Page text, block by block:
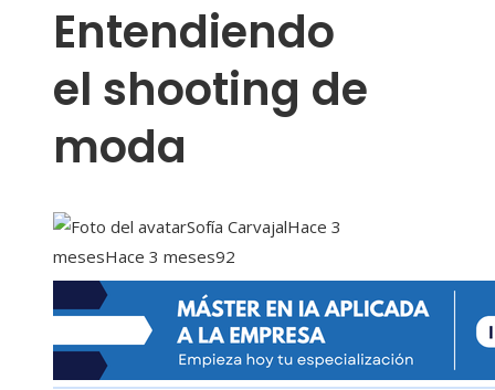
Entendiendo
el shooting de
moda
Sofía CarvajalHace 3
mesesHace 3 meses92